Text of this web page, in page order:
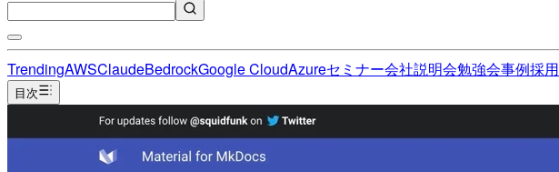
TrendingAWSClaudeBedrockGoogle CloudAzureセミナー会社説明会勉強会事例採用
目次